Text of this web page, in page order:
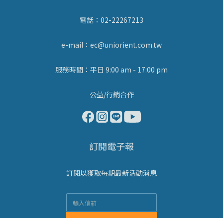
電話：02-22267213
e-mail：ec@uniorient.com.tw
服務時間：平日 9:00 am - 17:00 pm
公益/行銷合作
訂閱電子報
訂閱以獲取每期最新活動消息